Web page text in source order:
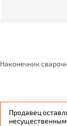
Наконечник
Продавец